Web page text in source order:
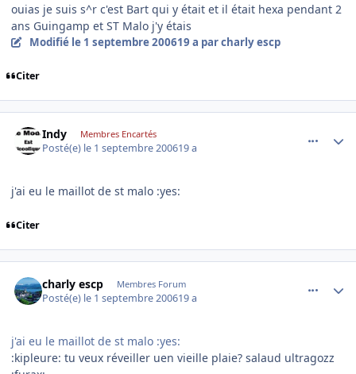
ouias je suis s^r c'est Bart qui y était et il était hexa pendant 2
ans Guingamp et ST Malo j'y étais
Modifié le 1 septembre 200619 a par charly escp
Citer
Indy Membres Encartés
Posté(e) le 1 septembre 200619 a
j'ai eu le maillot de st malo :yes:
Citer
charly escp Membres Forum
Posté(e) le 1 septembre 200619 a
j'ai eu le maillot de st malo :yes:
:kipleure: tu veux réveiller uen vieille plaie? salaud ultragozz